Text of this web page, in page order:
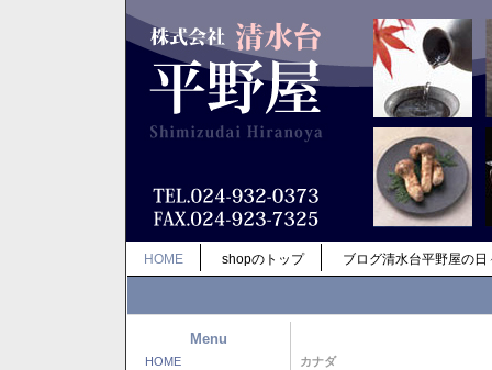
HOME shopのトップ ブログ清水台平野屋の日
Menu
HOME カナダ